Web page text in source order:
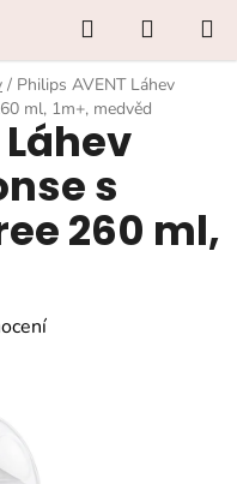
Hledat
KOŠÍK
/ Philips AVENT Láhev
ml, 1m+, medvěd
s
260 ml,